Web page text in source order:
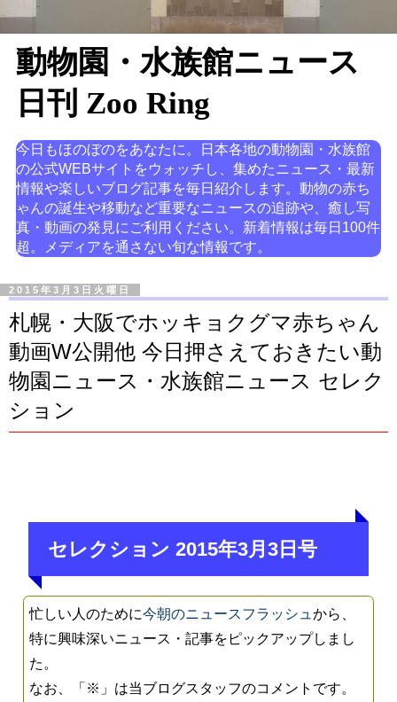
動物園・水族館ニュース
日刊 Zoo Ring
今日もほのぼのをあなたに。日本各地の動物園・水族館
の公式WEBサイトをウォッチし、集めたニュース・最新
情報や楽しいブログ記事を毎日紹介します。動物の赤ち
ゃんの誕生や移動など重要なニュースの追跡や、癒し写
真・動画の発見にご利用ください。新着情報は毎日100件
超。メディアを通さない旬な情報です。
2015年3月3日火曜日
札幌・大阪でホッキョクグマ赤ちゃん
動画W公開他 今日押さえておきたい動
物園ニュース・水族館ニュース セレク
ション
セレクション 2015年3月3日号
忙しい人のために今朝のニュースフラッシュから、
特に興味深いニュース・記事をピックアップしまし
た。
なお、「※」は当ブログスタッフのコメントです。